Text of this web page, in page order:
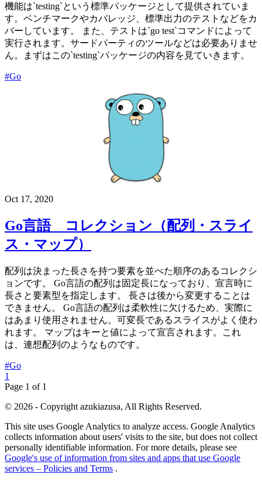
機能は`testing`という標準パッケージとして提供されていま
す。ベンチマークやカバレッジ、標準出力のテストなどをカ
バーしています。 また、テストは`go test`コマンドによって
実行されます。サードパーティのツールなどは必要ありませ
ん。まずはこの`testing`パッケージの内容を見ていきます。
#Go
Oct 17, 2020
Go言語 コレクション（配列・スライ
ス・マップ）
配列は決まった長さを持つ要素を並べた順序のあるコレクシ
ョンです。 Go言語の配列は固定長になっており、宣言時に
長さと要素型を指定します。 長さは後から変更することは
できません。 Go言語の配列は柔軟性に欠けるため、実際に
はあまり使用されません。可変長であるスライスがよく使わ
れます。 マップはキーと値によって宣言されます。これ
は、連想配列のようなものです。
#Go
1
Page 1 of 1
© 2026 - Copyright azukiazusa, All Rights Reserved.
This site uses Google Analytics to analyze access. Google Analytics
collects information about users' visits to the site, but does not collect
personally identifiable information. For more details, please see
Google's use of information from sites and apps that use Google
services – Policies and Terms .